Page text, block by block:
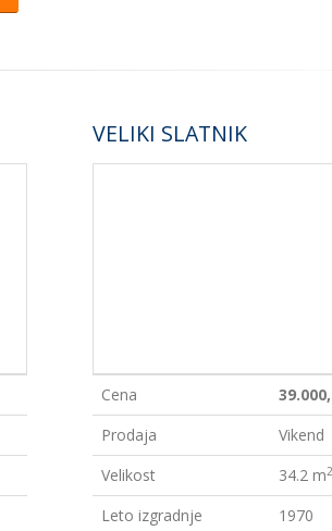
VELIKI SLATNIK
Cena
Prodaja
Vikend
Velikost
34.2 m2
Leto izgradnje
1970